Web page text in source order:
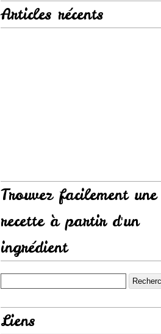
Articles récents
Trouvez facilement une
recette à partir d'un
ingrédient
Liens